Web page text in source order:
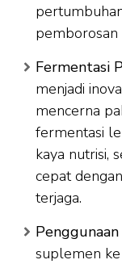
pemborosan
Fermentasi
menjadi
mencerna
fermentasi
kaya nutrisi,
cepat
terjaga.
suplemen